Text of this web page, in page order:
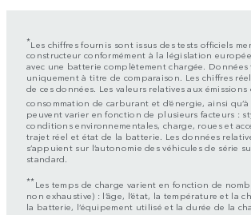
*Les chiffres fournis sont issus des tests officiels
constructeur conformément à la législation
avec une batterie complètement chargée. Données
uniquement à titre de comparaison. Les chiffres
de ces données. Les valeurs relatives aux émissions
consommation de carburant et d’énergie, ainsi qu’à
peuvent varier en fonction de plusieurs facteurs :
conditions environnementales, charge, roues et
trajet réel et état de la batterie. Les données
s’appuient sur l’autonomie des véhicules de série
standard.
**Les temps de charge varient en fonction de
non exhaustive) : l’âge, l’état, la température et la
la batterie, l’équipement utilisé et la durée de la